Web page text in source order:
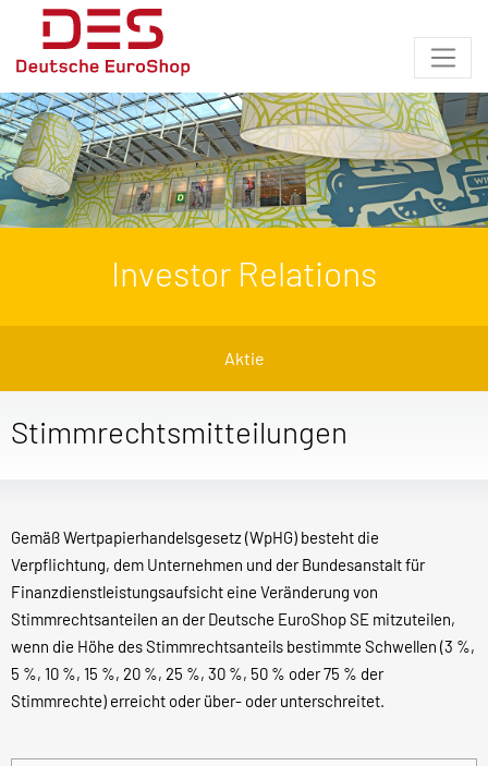
Investor Relations
Aktie
Stimmrechtsmitteilungen
Gemäß Wertpapierhandelsgesetz (WpHG) besteht die
Verpflichtung, dem Unternehmen und der Bundesanstalt für
Finanzdienstleistungsaufsicht eine Veränderung von
Stimmrechtsanteilen an der Deutsche EuroShop SE mitzuteilen,
wenn die Höhe des Stimmrechtsanteils bestimmte Schwellen (3 %,
5 %, 10 %, 15 %, 20 %, 25 %, 30 %, 50 % oder 75 % der
Stimmrechte) erreicht oder über- oder unterschreitet.